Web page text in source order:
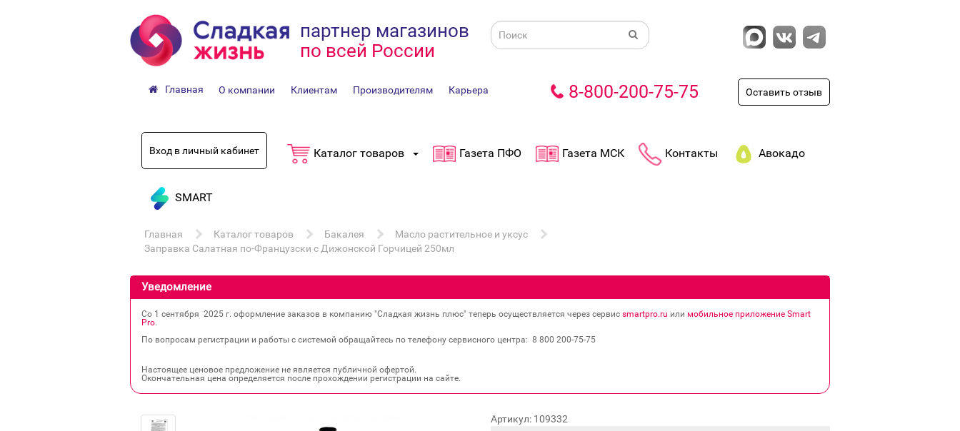
партнер магазинов
по всей России
Главная О компании Клиентам Производителям Карьера 8-800-200-75-75 Оставить отзыв
Вход в личный кабинет Каталог товаров Газета ПФО Газета МСК Контакты Авокадо
SMART
Главная Каталог товаров Бакалея
Масло растительное и уксус
Заправка Салатная по-Французски с Дижонской Горчицей 250мл
Уведомление
Со 1 сентября 2025 г. оформление заказов в компанию "Сладкая жизнь плюс" теперь осуществляется через сервис smartpro.ru или мобильное приложение Smart
Pro.
По вопросам регистрации и работы с системой обращайтесь по телефону сервисного центра: 8 800 200‐75‐75
Настоящее ценовое предложение не является публичной офертой.
Окончательная цена определяется после прохождении регистрации на сайте.
Артикул: 109332